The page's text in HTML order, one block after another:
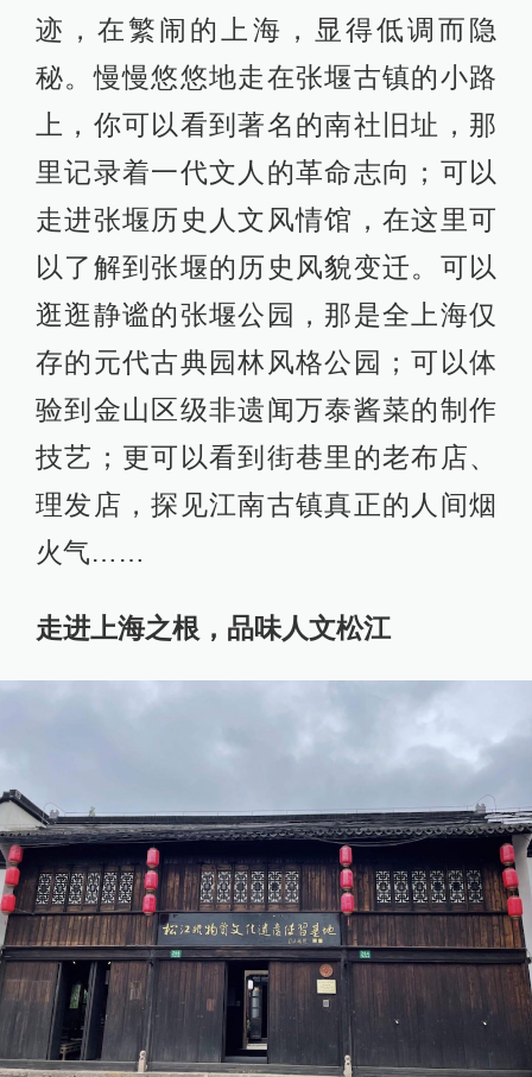
迹，在繁闹的上海，显得低调而隐
秘。慢慢悠悠地走在张堰古镇的小路
上，你可以看到著名的南社旧址，那
里记录着一代文人的革命志向；可以
走进张堰历史人文风情馆，在这里可
以了解到张堰的历史风貌变迁。可以
逛逛静谧的张堰公园，那是全上海仅
存的元代古典园林风格公园；可以体
验到金山区级非遗闻万泰酱菜的制作
技艺；更可以看到街巷里的老布店、
理发店，探见江南古镇真正的人间烟
火气……
走进上海之根，品味人文松江